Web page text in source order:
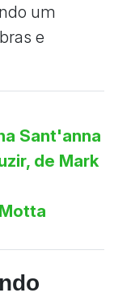
um
e
Sant'anna
de Mark